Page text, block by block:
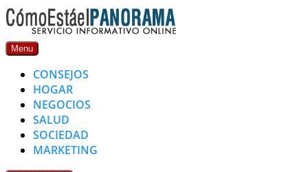
Skip
to
content
Menu
CONSEJOS
HOGAR
NEGOCIOS
SALUD
SOCIEDAD
MARKETING